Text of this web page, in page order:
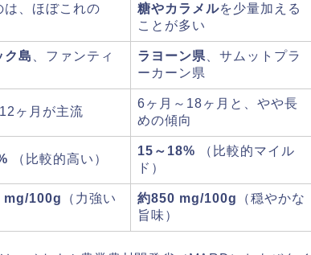
は、ほぼこれの
糖やカラメルを少量加える
ことが多い
ク島
、ファンティ
ラヨーン県 、サムットプラ
ーカーン県
ヶ月が主流
6ヶ月～18ヶ月と、やや長
めの傾向
（比較的高い）
15～18% （比較的マイル
ド）
mg/100g
（力強い
約850 mg/100g
（穏やかな
旨味）